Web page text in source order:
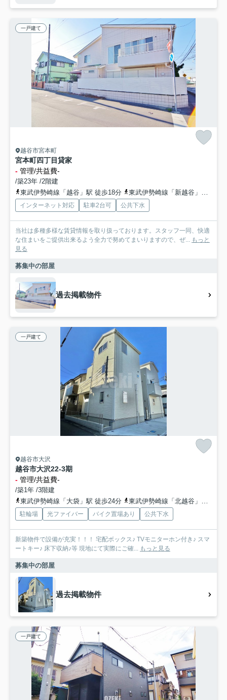
一戸建て
越谷市宮本町
宮本町四丁目貸家
- 管理/共益費-
/築23年 /2階建
東武伊勢崎線「越谷」駅 徒歩18分
東武伊勢崎線「新越谷」駅 徒歩29分
インターネット対応 駐車2台可 公共下水
当社は多種多様な賃貸情報を取り扱っております。スタッフ一同、快適
な住まいをご提供出来るよう全力で努めてまいりますので、ぜ... もっと
見る
募集中の部屋
過去掲載物件
一戸建て
越谷市大沢
越谷市大沢22-3期
- 管理/共益費-
/築1年 /3階建
東武伊勢崎線「大袋」駅 徒歩24分
東武伊勢崎線「北越谷」駅 徒歩25分
駐輪場 光ファイバー バイク置場あり 公共下水
新築物件で設備が充実！！！ 宅配ボックス♪ TVモニターホン付き♪ スマ
ートキー♪ 床下収納♪等 現地にて実際にご確... もっと見る
募集中の部屋
過去掲載物件
一戸建て